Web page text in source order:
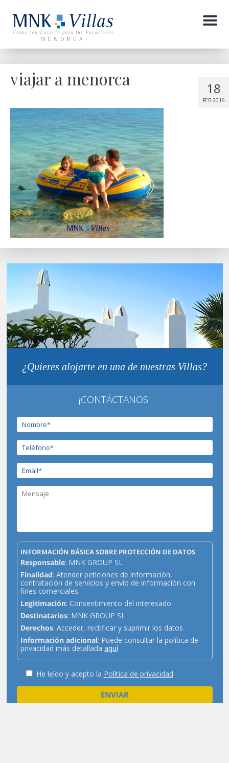
Menu
18
FEB 2016
viajar a menorca
¿Quieres alojarte en una de nuestras Villas?
¡CONTÁCTANOS!
INFORMACIÓN BÁSICA SOBRE PROTECCIÓN DE DATOS
Responsable: MNK GROUP SL
Finalidad: Atender peticiones de información,
contratación de servicios y envío de información con
fines comerciales
Legitimación: Consentimiento del interesado
Destinatarios: MNK GROUP SL
Derechos: Acceder, rectificar y suprimir los datos
Información adicional: Puede consultar la política de
privacidad más detallada aquí
He leído y acepto la Política de privacidad